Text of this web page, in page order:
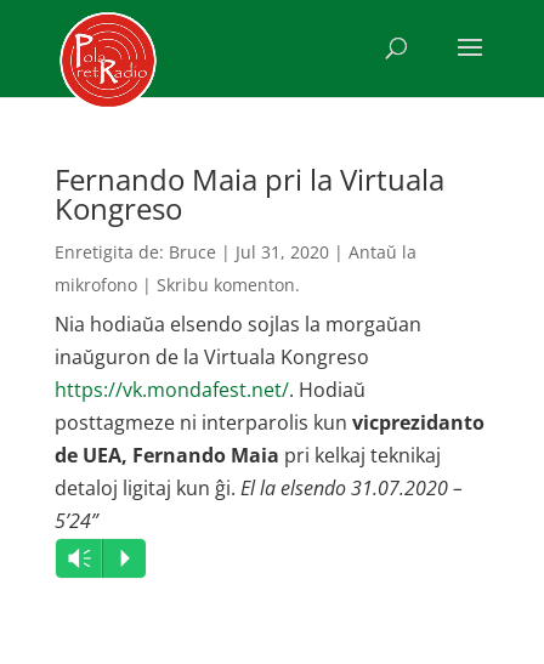
Fernando Maia pri la Virtuala
Kongreso
Enretigita de: Bruce | Jul 31, 2020| Antaŭ la
mikrofono| Skribu komenton.
Nia hodiaŭa elsendo sojlas la morgaŭan
inaŭguron de la Virtuala Kongreso
https://vk.mondafest.net/. Hodiaŭ
posttagmeze ni interparolis kun vicprezidanto
de UEA, Fernando Maia pri kelkaj teknikaj
detaloj ligitaj kun ĝi. El la elsendo 31.07.2020 –
5’24”
Audio
Player
Vm P